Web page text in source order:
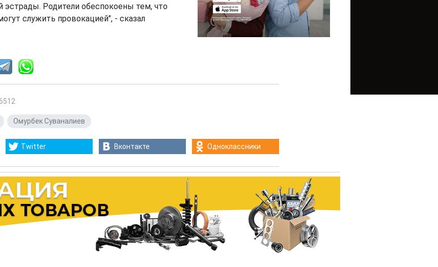
эстрады. Родители обеспокоены тем, что
служить провокацией", - сказал
Омурбек Суваналиев
Twitter Вконтакте Одноклассники